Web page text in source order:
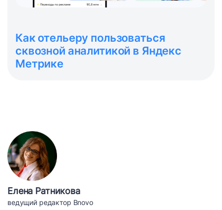
Как отельеру пользоваться
сквозной аналитикой в Яндекс
Метрике
Елена Ратникова
ведущий редактор Bnovo